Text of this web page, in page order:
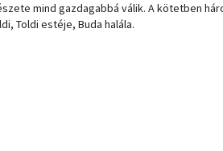
mind gazdagabbá válik. A kötetben
Toldi estéje, Buda halála.